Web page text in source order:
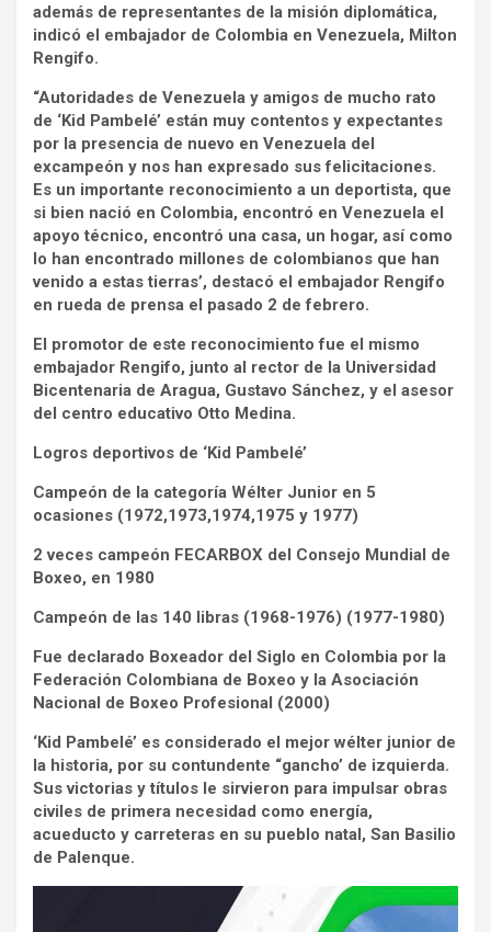
además de representantes de la misión diplomática,
indicó el embajador de Colombia en Venezuela, Milton
Rengifo.
“Autoridades de Venezuela y amigos de mucho rato
de ‘Kid Pambelé’ están muy contentos y expectantes
por la presencia de nuevo en Venezuela del
excampeón y nos han expresado sus felicitaciones.
Es un importante reconocimiento a un deportista, que
si bien nació en Colombia, encontró en Venezuela el
apoyo técnico, encontró una casa, un hogar, así como
lo han encontrado millones de colombianos que han
venido a estas tierras’, destacó el embajador Rengifo
en rueda de prensa el pasado 2 de febrero.
El promotor de este reconocimiento fue el mismo
embajador Rengifo, junto al rector de la Universidad
Bicentenaria de Aragua, Gustavo Sánchez, y el asesor
del centro educativo Otto Medina.
Logros deportivos de ‘Kid Pambelé’
Campeón de la categoría Wélter Junior en 5
ocasiones (1972,1973,1974,1975 y 1977)
2 veces campeón FECARBOX del Consejo Mundial de
Boxeo, en 1980
Campeón de las 140 libras (1968-1976) (1977-1980)
Fue declarado Boxeador del Siglo en Colombia por la
Federación Colombiana de Boxeo y la Asociación
Nacional de Boxeo Profesional (2000)
‘Kid Pambelé’ es considerado el mejor wélter junior de
la historia, por su contundente “gancho’ de izquierda.
Sus victorias y títulos le sirvieron para impulsar obras
civiles de primera necesidad como energía,
acueducto y carreteras en su pueblo natal, San Basilio
de Palenque.